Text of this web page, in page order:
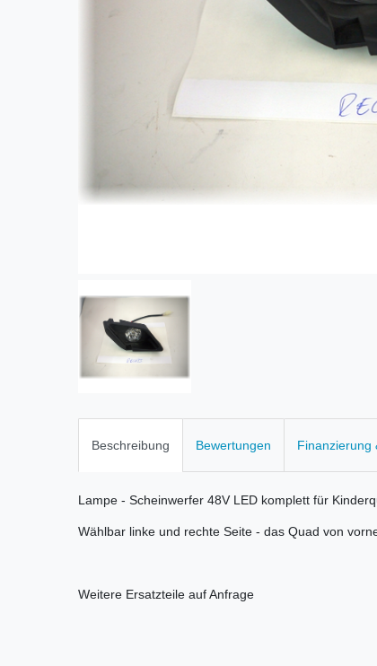
Beschreibung Bewertungen Finanzierung
Lampe - Scheinwerfer 48V LED komplett für
Wählbar linke und rechte Seite - das Quad von
Weitere Ersatzteile auf Anfrage